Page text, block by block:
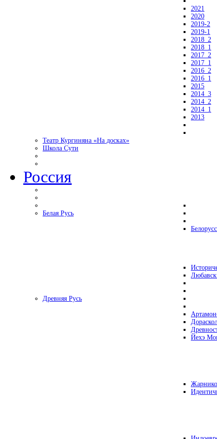
2021
2020
2019-2
2019-1
2018_2
2018_1
2017_2
2017_1
2016_2
2016_1
2015
2014_3
2014_2
2014_1
2013
Театр Кургиняна «На досках»
Школа Сути
Россия
Белая Русь
Древняя Русь
Йехэ